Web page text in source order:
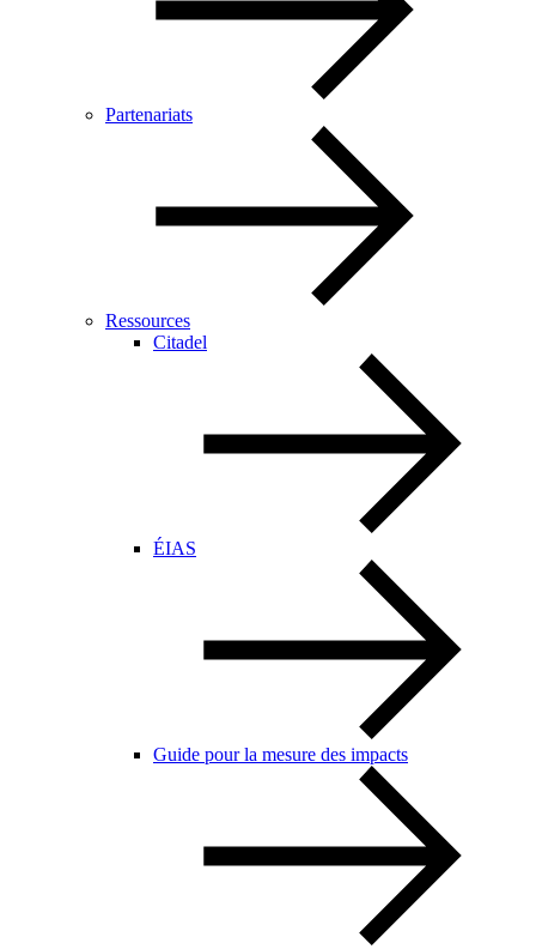
Partenariats
Ressources
Citadel
ÉIAS
Guide pour la mesure des impacts